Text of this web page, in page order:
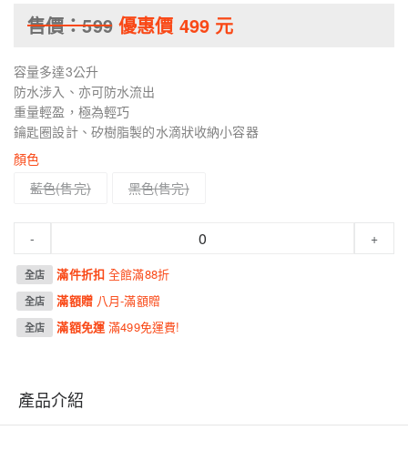
售價：599 優惠價 499元
容量多達3公升
防水涉入、亦可防水流出
重量輕盈，極為輕巧
鑰匙圈設計、矽樹脂製的水滴狀收納小容器
顏色
藍色
黑色
- +
全店 滿件折扣全館滿88折
全店 滿額贈 八月-滿額贈
全店 滿額免運滿499免運費!
產品介紹